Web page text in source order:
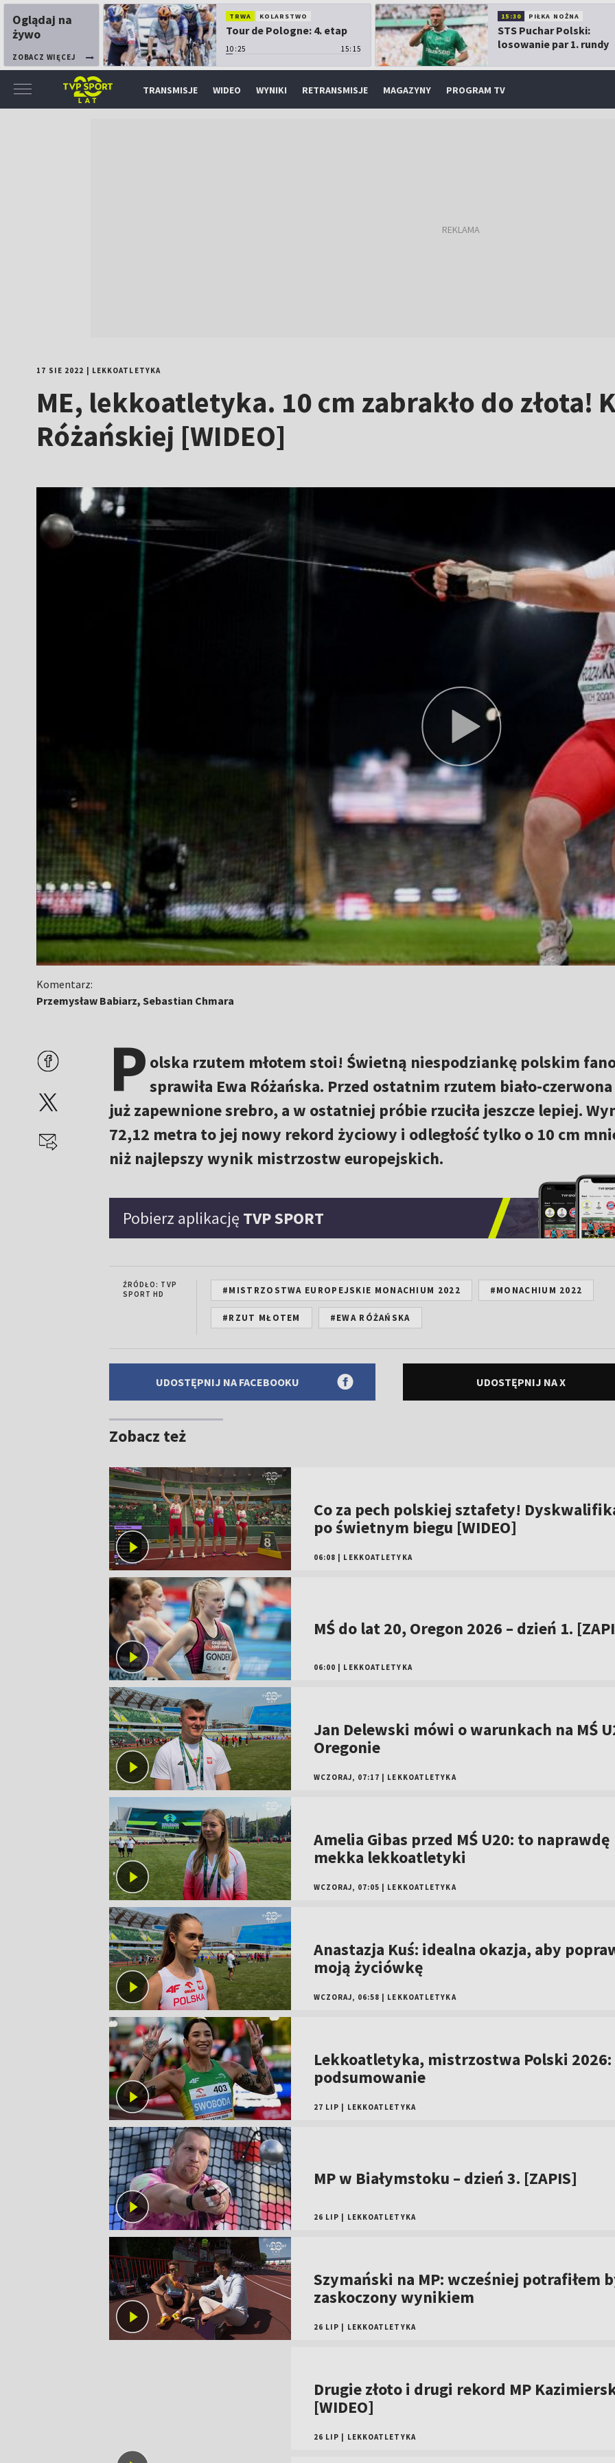
Oglądaj na
żywo
ZOBACZ WIĘCEJ
TRWA KOLARSTWO
Tour de Pologne: 4. etap
10:25 15:15
15:30 PIŁKA NOŻNA
STS Puchar Polski:
losowanie par 1. rundy
TRANSMISJE WIDEO WYNIKI RETRANSMISJE MAGAZYNY PROGRAM TV
17 SIE 2022 LEKKOATLETYKA
ME, lekkoatletyka. 10 cm zabrakło do złota!
Różańskiej [WIDEO]
Komentarz:
Przemysław Babiarz, Sebastian Chmara
P olska rzutem młotem stoi! Świetną niespodziankę polskim
sprawiła Ewa Różańska. Przed ostatnim rzutem biało-czerwona
już zapewnione srebro, a w ostatniej próbie rzuciła jeszcze lepiej.
72,12 metra to jej nowy rekord życiowy i odległość tylko o 10 cm
niż najlepszy wynik mistrzostw europejskich.
Pobierz aplikację TVP SPORT
ŹRÓDŁO: TVP
SPORT HD
#MISTRZOSTWA EUROPEJSKIE MONACHIUM 2022 #MONACHIUM 2022
#RZUT MŁOTEM #EWA RÓŻAŃSKA
UDOSTĘPNIJ NA FACEBOOKU UDOSTĘPNIJ NA X
Zobacz też
Co za pech polskiej sztafety!
po świetnym biegu [WIDEO]
06:08 LEKKOATLETYKA
MŚ do lat 20, Oregon 2026 – dzień 1.
06:00 LEKKOATLETYKA
Jan Delewski mówi o warunkach na MŚ
Oregonie
WCZORAJ, 07:17 LEKKOATLETYKA
Amelia Gibas przed MŚ U20: to naprawdę
mekka lekkoatletyki
WCZORAJ, 07:05 LEKKOATLETYKA
Anastazja Kuś: idealna okazja, aby
moją życiówkę
WCZORAJ, 06:58 LEKKOATLETYKA
Lekkoatletyka, mistrzostwa Polski 2026:
podsumowanie
27 LIP LEKKOATLETYKA
MP w Białymstoku – dzień 3. [ZAPIS]
26 LIP LEKKOATLETYKA
Szymański na MP: wcześniej potrafiłem
zaskoczony wynikiem
26 LIP LEKKOATLETYKA
Drugie złoto i drugi rekord MP
[WIDEO]
26 LIP LEKKOATLETYKA